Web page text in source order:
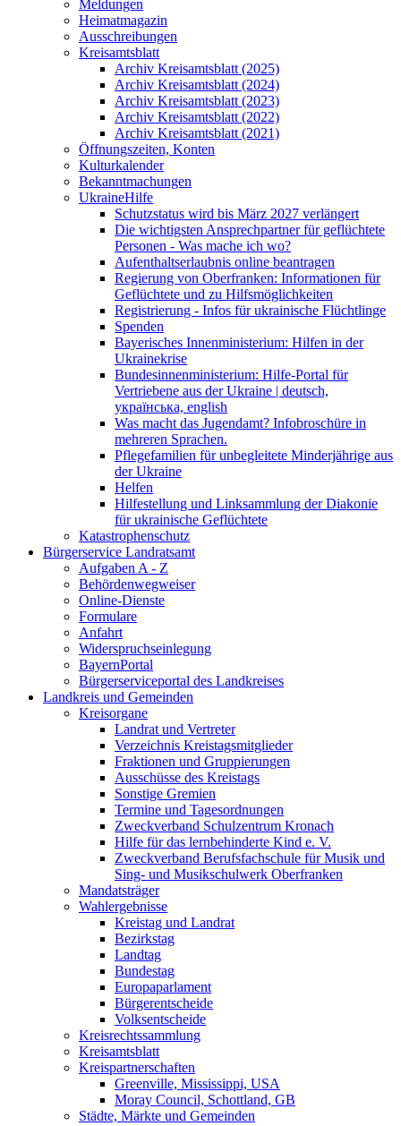
Meldungen
Heimatmagazin
Ausschreibungen
Kreisamtsblatt
Archiv Kreisamtsblatt (2025)
Archiv Kreisamtsblatt (2024)
Archiv Kreisamtsblatt (2023)
Archiv Kreisamtsblatt (2022)
Archiv Kreisamtsblatt (2021)
Öffnungszeiten, Konten
Kulturkalender
Bekanntmachungen
UkraineHilfe
Schutzstatus wird bis März 2027 verlängert
Die wichtigsten Ansprechpartner für geflüchtete
Personen - Was mache ich wo?
Aufenthaltserlaubnis online beantragen
Regierung von Oberfranken: Informationen für
Geflüchtete und zu Hilfsmöglichkeiten
Registrierung - Infos für ukrainische Flüchtlinge
Spenden
Bayerisches Innenministerium: Hilfen in der
Ukrainekrise
Bundesinnenministerium: Hilfe-Portal für
Vertriebene aus der Ukraine | deutsch,
українська, english
Was macht das Jugendamt? Infobroschüre in
mehreren Sprachen.
Pflegefamilien für unbegleitete Minderjährige aus
der Ukraine
Helfen
Hilfestellung und Linksammlung der Diakonie
für ukrainische Geflüchtete
Katastrophenschutz
Bürgerservice Landratsamt
Aufgaben A - Z
Behördenwegweiser
Online-Dienste
Formulare
Anfahrt
Widerspruchseinlegung
BayernPortal
Bürgerserviceportal des Landkreises
Landkreis und Gemeinden
Kreisorgane
Landrat und Vertreter
Verzeichnis Kreistagsmitglieder
Fraktionen und Gruppierungen
Ausschüsse des Kreistags
Sonstige Gremien
Termine und Tagesordnungen
Zweckverband Schulzentrum Kronach
Hilfe für das lernbehinderte Kind e. V.
Zweckverband Berufsfachschule für Musik und
Sing- und Musikschulwerk Oberfranken
Mandatsträger
Wahlergebnisse
Kreistag und Landrat
Bezirkstag
Landtag
Bundestag
Europaparlament
Bürgerentscheide
Volksentscheide
Kreisrechtssammlung
Kreisamtsblatt
Kreispartnerschaften
Greenville, Mississippi, USA
Moray Council, Schottland, GB
Städte, Märkte und Gemeinden